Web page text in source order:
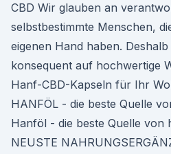
CBD Wir glauben an
selbstbestimmte Menschen,
eigenen Hand haben.
konsequent auf hochwertige
Hanf-CBD-Kapseln für Ihr
HANFÖL - die beste Quelle
Hanföl - die beste Quelle von
NEUSTE